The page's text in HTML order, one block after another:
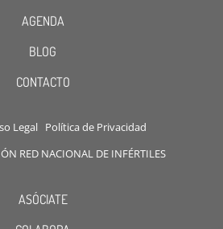
AGENDA
BLOG
CONTACTO
Legal Política de Privacidad
RED NACIONAL DE INFÉRTILES
ASÓCIATE